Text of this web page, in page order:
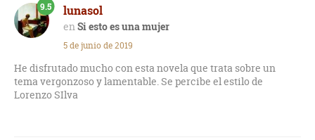
lunasol
Si esto es una mujer
9.5
5 de junio de 2019
He disfrutado mucho con esta novela que trata sobre un
tema vergonzoso y lamentable. Se percibe el estilo de
Lorenzo SIlva